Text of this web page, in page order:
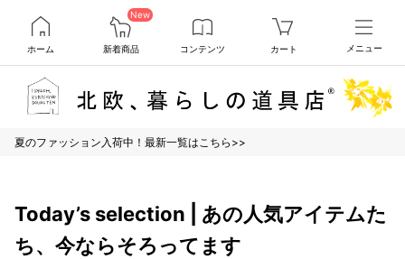
ホーム
New
新着商品 コンテンツ カート メニュー
夏のファッション入荷中！最新一覧はこちら>>
Today’s selection | あの人気アイテムた
ち、今ならそろってます